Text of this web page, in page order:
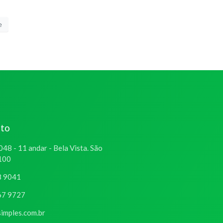
- 11 andar - Bela Vista. São
9041
9727